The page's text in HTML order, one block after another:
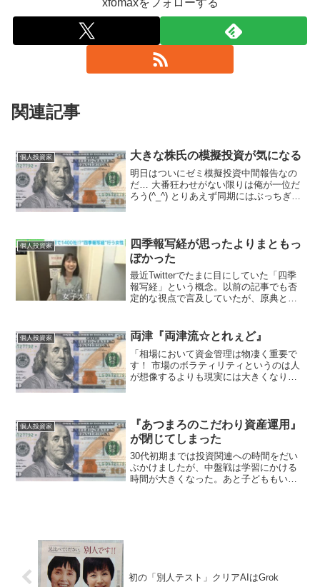
xfomaxをフォローする
関連記事
個人投資家 大きな株氏の模擬投資が気になる
明日はついにゼミ模擬投資中間報告なの
だ… 大番狂わせがない限りは俺が一位だ
ろう(^_^) とりあえず同期にはぶっちぎり
個人投資家
四季報写経が思ったよりまともっ
ぽかった
最近Twitterでたまに目にしていた「四季
報写経」という概念。以前の記事でも否
定的な視点で言及していたが、原典と思
時起きで四季報を“写経”→1400社に到
達！ なぜ...
個人投資家 両津『両津流☆とれぇど』
「相場において資金管理は物凄く重要で
す！ 市場のボラティリティというのは人
が想像するよりも現実には大きくなりま
個人投資家
『あつまろのこだわり資産運用』
が閉じてしまった
30代初期までは投資関連への時間をだい
ぶかけましたが、中盤戦は学習にかける
時間が大きくなった。あと子どももいて
初の「別人テスト」クリアAIはGrok